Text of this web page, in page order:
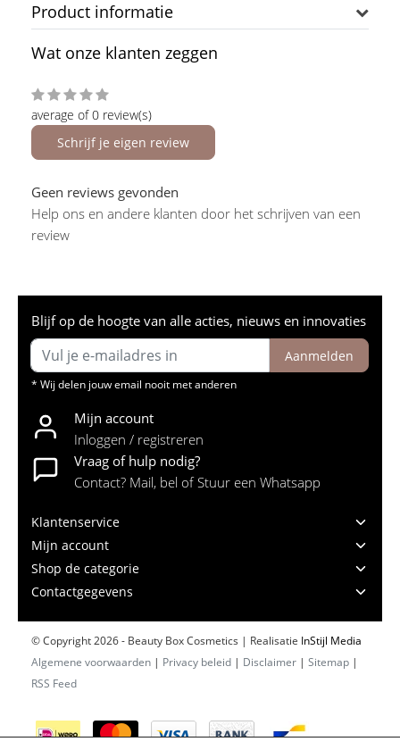
Product informatie
Wat onze klanten zeggen
average of 0 review(s)
Schrijf je eigen review
Geen reviews gevonden
Help ons en andere klanten door het schrijven van een
review
Blijf op de hoogte van alle acties, nieuws en innovaties
Aanmelden
* Wij delen jouw email nooit met anderen
Mijn account
Inloggen / registreren
Vraag of hulp nodig?
Contact? Mail, bel of Stuur een Whatsapp
Klantenservice
Mijn account
Shop de categorie
Contactgegevens
© Copyright 2026 - Beauty Box Cosmetics | Realisatie InStijl Media
Algemene voorwaarden | Privacy beleid | Disclaimer | Sitemap |
RSS Feed